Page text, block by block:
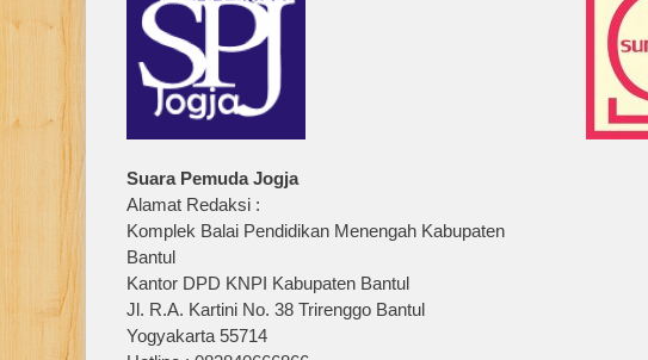
Suara Pemuda Jogja
Alamat Redaksi :
Komplek Balai Pendidikan Menengah Kabupaten
Bantul
Kantor DPD KNPI Kabupaten Bantul
Jl. R.A. Kartini No. 38 Trirenggo Bantul
Yogyakarta 55714